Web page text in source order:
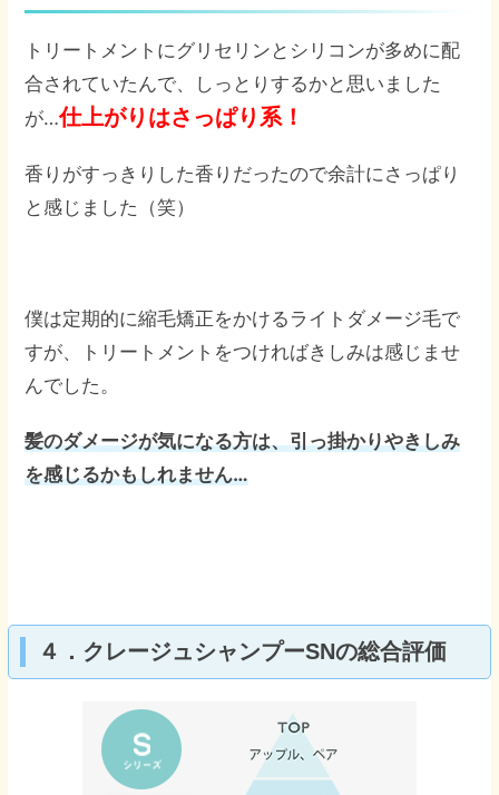
トリートメントにグリセリンとシリコンが多めに配
合されていたんで、しっとりするかと思いました
が…仕上がりはさっぱり系！
香りがすっきりした香りだったので余計にさっぱり
と感じました（笑）
僕は定期的に縮毛矯正をかけるライトダメージ毛で
すが、トリートメントをつければきしみは感じませ
んでした。
髪のダメージが気になる方は、引っ掛かりやきしみ
を感じるかもしれません…
４．クレージュシャンプーSNの総合評価